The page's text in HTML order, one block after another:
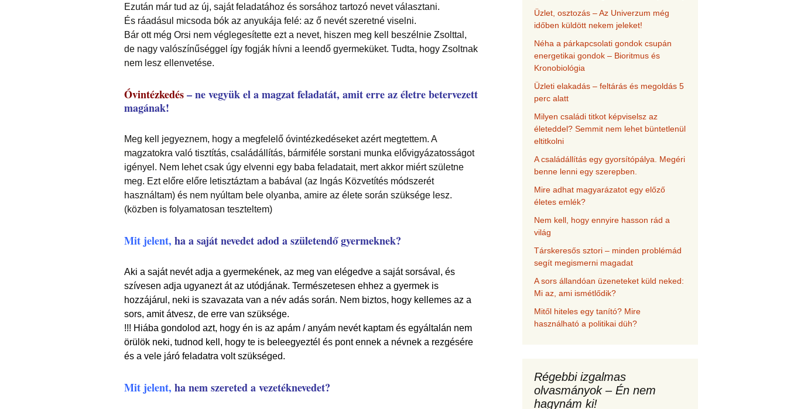
Ezután már tud az új, saját feladatához és sorsához tartozó nevet választani.
És ráadásul micsoda bók az anyukája felé: az ő nevét szeretné viselni.
Bár ott még Orsi nem véglegesítette ezt a nevet, hiszen meg kell beszélnie Zsolttal,
de nagy valószínűséggel így fogják hívni a leendő gyermeküket. Tudta, hogy Zsoltnak
nem lesz ellenvetése.
Óvintézkedés– ne vegyük el a magzat feladatát, amit erre az életre betervezett
magának!
Meg kell jegyeznem, hogy a megfelelő óvintézkedéseket azért megtettem. A
magzatokra való tisztítás, családállítás, bármiféle sorstani munka elővigyázatosságot
igényel. Nem lehet csak úgy elvenni egy baba feladatait, mert akkor miért születne
meg. Ezt előre előre letisztáztam a babával (az Ingás Közvetítés módszerét
használtam) és nem nyúltam bele olyanba, amire az élete során szüksége lesz.
(közben is folyamatosan teszteltem)
Mit jelent, ha a saját nevedet adod a születendő gyermeknek?
Aki a saját nevét adja a gyermekének, az meg van elégedve a saját sorsával, és
szívesen adja ugyanezt át az utódjának. Természetesen ehhez a gyermek is
hozzájárul, neki is szavazata van a név adás során. Nem biztos, hogy kellemes az a
sors, amit átvesz, de erre van szüksége.
!!! Hiába gondolod azt, hogy én is az apám / anyám nevét kaptam és egyáltalán nem
örülök neki, tudnod kell, hogy te is beleegyeztél és pont ennek a névnek a rezgésére
és a vele járó feladatra voltszükséged.
Mit jelent, ha nem szereted a vezetéknevedet?
Üzlet, osztozás – Az Univerzum még
időben küldött nekem jeleket!
Néha a párkapcsolati gondok csupán
energetikai gondok – Bioritmus és
Kronobiológia
Üzleti elakadás – feltárás és megoldás 5
perc alatt
Milyen családi titkot képviselsz az
életeddel? Semmit nem lehet büntetlenül
eltitkolni
A családállítás egy gyorsítópálya. Megéri
benne lenni egy szerepben.
Mire adhat magyarázatot egy előző
életes emlék?
Nem kell, hogy ennyire hasson rád a
világ
Társkeresős sztori – minden problémád
segít megismerni magadat
A sors állandóan üzeneteket küld neked:
Mi az, ami ismétlődik?
Mitől hiteles egy tanító? Mire
használható a politikai düh?
Régebbi izgalmas
olvasmányok – Én nem
hagynám ki!